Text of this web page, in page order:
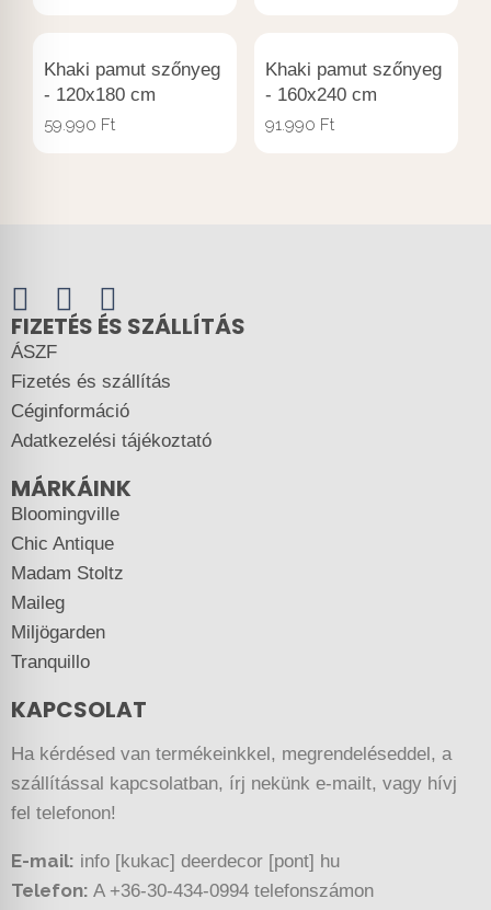
Khaki pamut szőnyeg
- 120x180 cm
59.990 Ft
Khaki pamut szőnyeg
- 160x240 cm
91.990 Ft
FIZETÉS ÉS SZÁLLÍTÁS
ÁSZF
Fizetés és szállítás
Céginformáció
Adatkezelési tájékoztató
MÁRKÁINK
Bloomingville
Chic Antique
Madam Stoltz
Maileg
Miljögarden
Tranquillo
KAPCSOLAT
Ha kérdésed van termékeinkkel, megrendeléseddel, a
szállítással kapcsolatban, írj nekünk e-mailt, vagy hívj
fel telefonon!
E-mail: info [kukac] deerdecor [pont] hu
Telefon: A +36-30-434-0994 telefonszámon